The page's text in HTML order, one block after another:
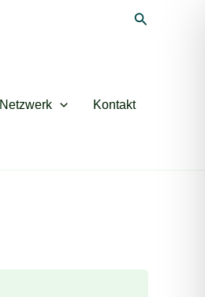
Suchen
Netzwerk Kontakt